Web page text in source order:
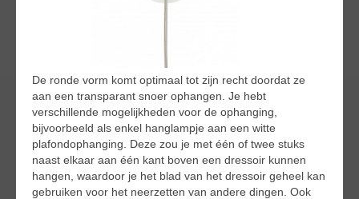
De ronde vorm komt optimaal tot zijn recht doordat ze
aan een transparant snoer ophangen. Je hebt
verschillende mogelijkheden voor de ophanging,
bijvoorbeeld als enkel hanglampje aan een witte
plafondophanging. Deze zou je met één of twee stuks
naast elkaar aan één kant boven een dressoir kunnen
hangen, waardoor je het blad van het dressoir geheel kan
gebruiken voor het neerzetten van andere dingen. Ook